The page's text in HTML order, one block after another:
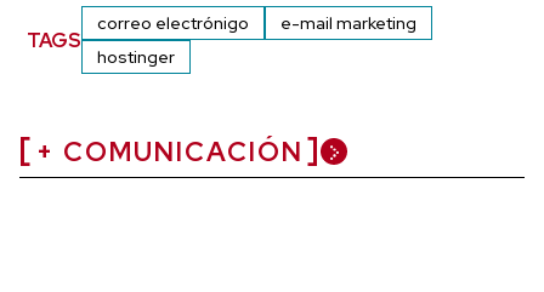
TAGS
correo electrónigo
e-mail marketing
hostinger
+ COMUNICACIÓN